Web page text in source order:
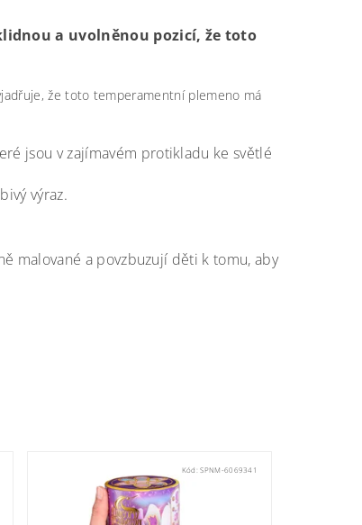
a uvolněnou pozicí, že toto
že toto temperamentní plemeno má
jsou v zajímavém protikladu ke světlé
výraz.
malované a povzbuzují děti k tomu, aby
Kód:SPNM-6069341